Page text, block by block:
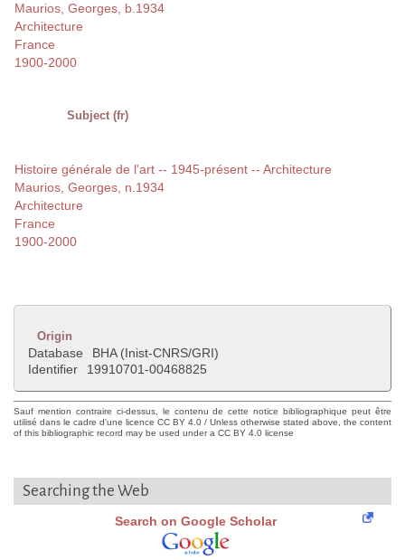
Maurios, Georges, b.1934
Architecture
France
1900-2000
Subject (fr)
Histoire générale de l'art -- 1945-présent -- Architecture
Maurios, Georges, n.1934
Architecture
France
1900-2000
Origin
Database
BHA (Inist-CNRS/GRI)
Identifier
19910701-00468825
Sauf mention contraire ci-dessus, le contenu de cette notice bibliographique peut être
utilisé dans le cadre d'une licence CC BY 4.0 / Unless otherwise stated above, the content
of this bibliographic record may be used under a CC BY 4.0 license
Searching the Web
Search on Google Scholar